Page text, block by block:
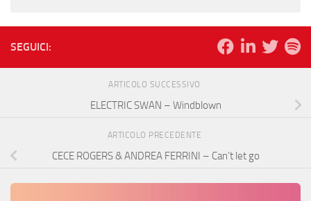
SEGUICI:
ARTICOLO SUCCESSIVO
ELECTRIC SWAN – Windblown
ARTICOLO PRECEDENTE
CECE ROGERS & ANDREA FERRINI – Can’t let go